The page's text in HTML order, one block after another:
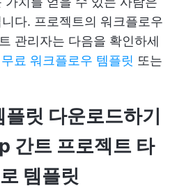
다. 프로젝트의 워크플로우
관리자는 다음을 확인하세
료 워크플로우 템플릿 또는
플릿 다운로드하기
간트 프로젝트 타
템플릿